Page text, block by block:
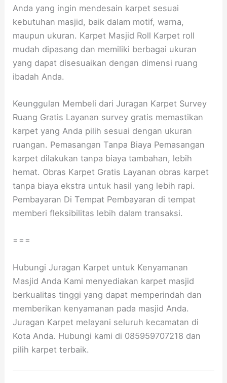
Anda yang ingin mendesain karpet sesuai
kebutuhan masjid, baik dalam motif, warna,
maupun ukuran. Karpet Masjid Roll Karpet roll
mudah dipasang dan memiliki berbagai ukuran
yang dapat disesuaikan dengan dimensi ruang
ibadah Anda.
Keunggulan Membeli dari Juragan Karpet Survey
Ruang Gratis Layanan survey gratis memastikan
karpet yang Anda pilih sesuai dengan ukuran
ruangan. Pemasangan Tanpa Biaya Pemasangan
karpet dilakukan tanpa biaya tambahan, lebih
hemat. Obras Karpet Gratis Layanan obras karpet
tanpa biaya ekstra untuk hasil yang lebih rapi.
Pembayaran Di Tempat Pembayaran di tempat
memberi fleksibilitas lebih dalam transaksi.
===
Hubungi Juragan Karpet untuk Kenyamanan
Masjid Anda Kami menyediakan karpet masjid
berkualitas tinggi yang dapat memperindah dan
memberikan kenyamanan pada masjid Anda.
Juragan Karpet melayani seluruh kecamatan di
Kota Anda. Hubungi kami di 085959707218 dan
pilih karpet terbaik.